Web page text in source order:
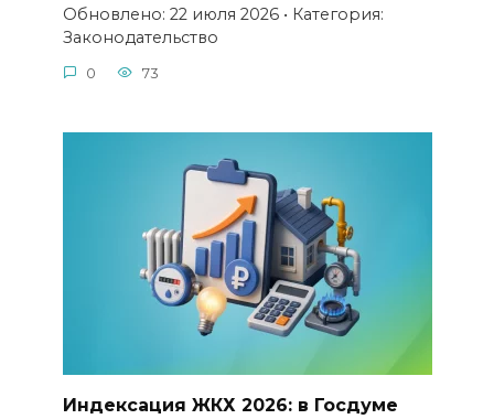
Обновлено: 22 июля 2026 • Категория:
Законодательство
0 73
Индексация ЖКХ 2026: в Госдуме